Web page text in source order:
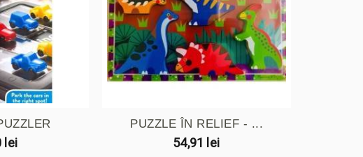
lei
PUZZLE ÎN RELIEF - ...
54,91 lei